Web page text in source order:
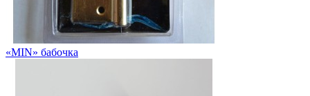
«MIN» бабочка